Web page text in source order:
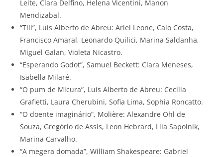
Leite, Clara Delfino, Helena Vicentini, Manon
Mendizabal.
“Till”, Luís Alberto de Abreu: Ariel Leone, Caio Costa,
Francisco Amaral, Leonardo Quilici, Marina Saldanha,
Miguel Galan, Violeta Nicastro.
“Esperando Godot”, Samuel Beckett: Clara Meneses,
Isabella Milaré.
“O pum de Micura”, Luís Alberto de Abreu: Cecília
Grafietti, Laura Cherubini, Sofia Lima, Sophia Roncatto.
“O doente imaginário”, Molière: Alexandre Ohl de
Souza, Gregório de Assis, Leon Hebrard, Lila Sapolnik,
Marina Carvalho.
“A megera domada”, William Shakespeare: Gabriel